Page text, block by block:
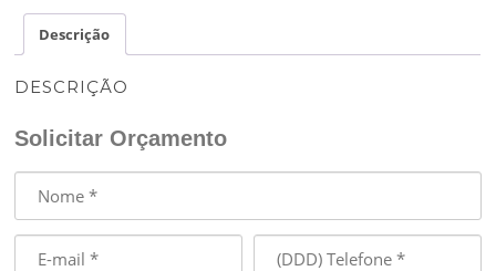
Descrição
DESCRIÇÃO
Solicitar Orçamento